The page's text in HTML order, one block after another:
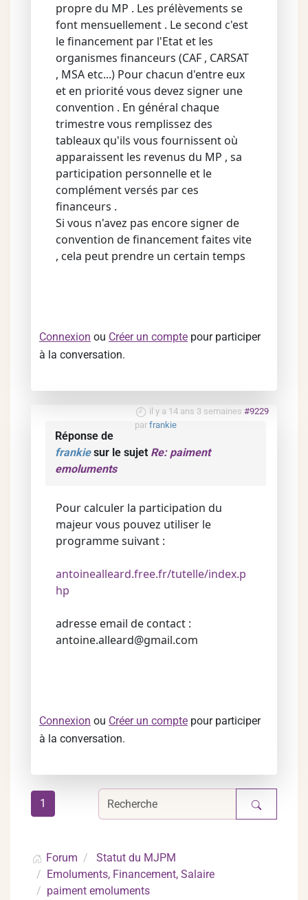
propre du MP . Les prélèvements se
font mensuellement . Le second c'est
le financement par l'Etat et les
organismes financeurs (CAF , CARSAT
, MSA etc...) Pour chacun d'entre eux
et en priorité vous devez signer une
convention . En général chaque
trimestre vous remplissez des
tableaux qu'ils vous fournissent où
apparaissent les revenus du MP , sa
participation personnelle et le
complément versés par ces
financeurs .
Si vous n'avez pas encore signer de
convention de financement faites vite
, cela peut prendre un certain temps
Connexion ou Créer un compte pour participer
à la conversation.
il y a 14 ans 3 semaines #9229
par frankie
Réponse de
frankiesur le sujet Re: paiment
emoluments
Pour calculer la participation du
majeur vous pouvez utiliser le
programme suivant :
antoinealleard.free.fr/tutelle/index.p
hp
adresse email de contact :
antoine.alleard@gmail.com
Connexion ou Créer un compte pour participer
à la conversation.
1
Forum
Statut du MJPM
Emoluments, Financement, Salaire
paiment emoluments